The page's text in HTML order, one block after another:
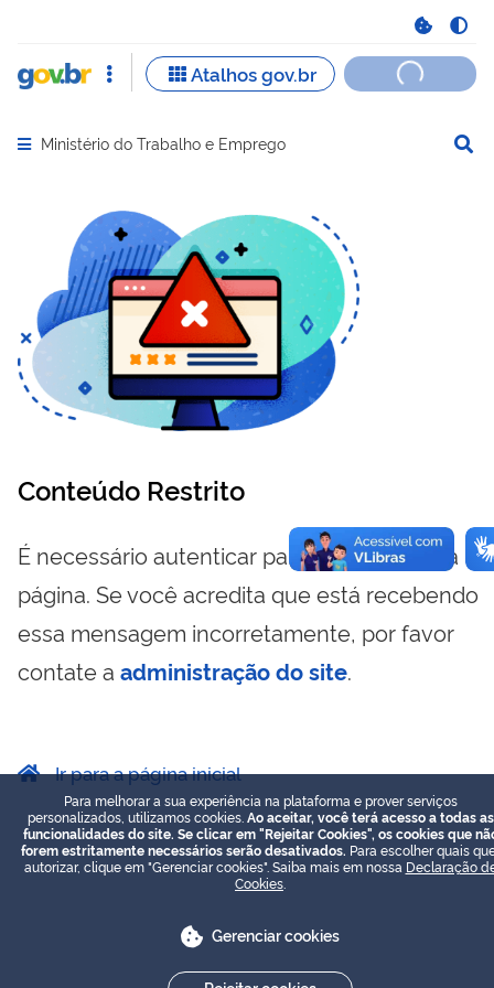
Abrir menu principal de navegação
Ministério do Trabalho e Emprego
Conteúdo Restrito
É necessário autenticar para visualizar essa
página. Se você acredita que está recebendo
essa mensagem incorretamente, por favor
contate a administração do site.
Ir para a página inicial
Para melhorar a sua experiência na plataforma e prover serviços
personalizados, utilizamos cookies. Ao aceitar, você terá acesso a todas as
funcionalidades do site. Se clicar em "Rejeitar Cookies", os cookies que
forem estritamente necessários serão desativados. Para escolher quais
autorizar, clique em "Gerenciar cookies". Saiba mais em nossa Declaração
Cookies
Gerenciar cookies